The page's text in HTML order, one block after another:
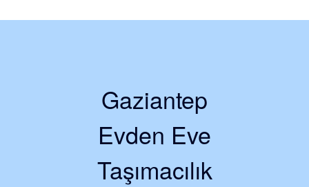
Gaziantep
Evden Eve
Taşımacılık